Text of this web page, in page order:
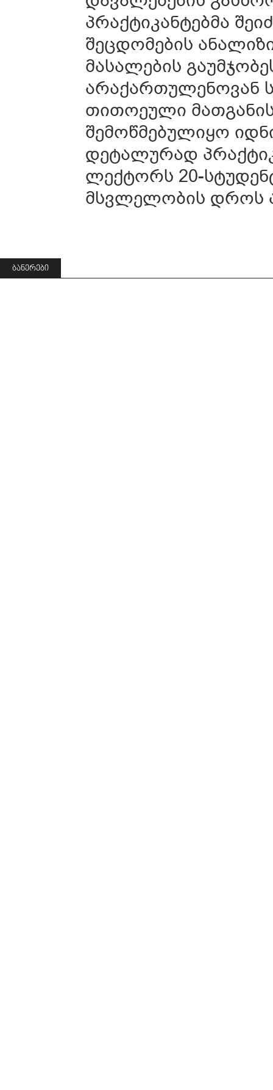
პრაქტიკანტებმა
შეცდომების
მასალების
არაქართულენოვან
თითოეული
შემოწმებულიყო
დეტალურად
ლექტორს 20-
მსვლელობის დროს
ᲑᲐᲜᲔᲠᲔᲑᲘ